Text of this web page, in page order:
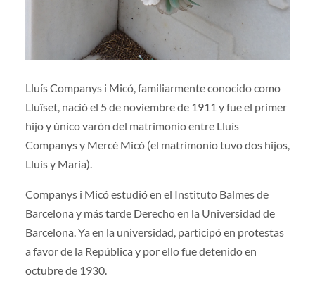
Lluís Companys i Micó, familiarmente conocido como
Lluïset, nació el 5 de noviembre de 1911 y fue el primer
hijo y único varón del matrimonio entre Lluís
Companys y Mercè Micó (el matrimonio tuvo dos hijos,
Lluís y Maria).
Companys i Micó estudió en el Instituto Balmes de
Barcelona y más tarde Derecho en la Universidad de
Barcelona. Ya en la universidad, participó en protestas
a favor de la República y por ello fue detenido en
octubre de 1930.